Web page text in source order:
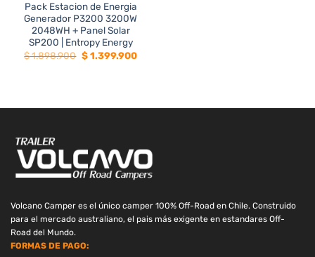
Pack Estacion de Energia
Generador P3200 3200W
2048WH + Panel Solar
SP200 | Entropy Energy
$1.898.900 El
precio
$1.399.900El
Volcano Camper es el único camper 100% Off-Road en Chile. Construido
para el mercado australiano, el pais más exigente en estandares Off-
Road del Mundo.
FORMAS DE PAGO: